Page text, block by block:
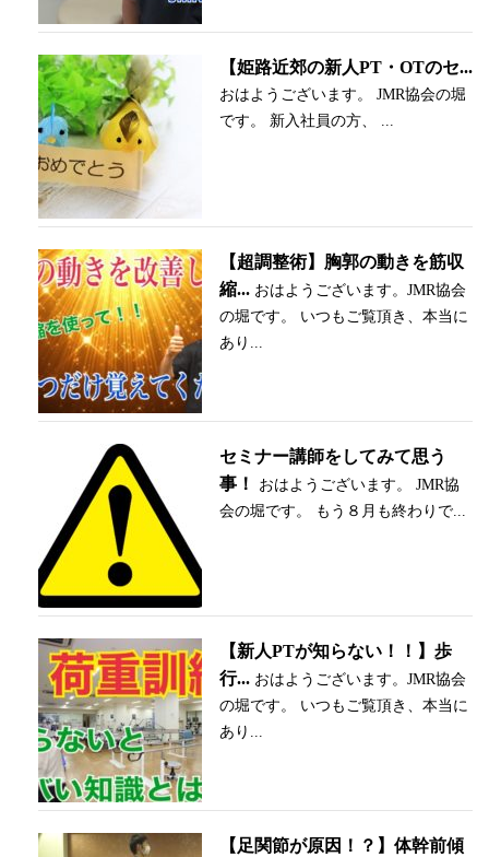
【姫路近郊の新人PT・OTのセ...
おはようございます。 JMR協会の堀
です。 新入社員の方、 ...
【超調整術】胸郭の動きを筋収
縮... おはようございます。JMR協会
の堀です。 いつもご覧頂き、本当に
あり...
セミナー講師をしてみて思う
事！
おはようございます。 JMR協
会の堀です。 もう８月も終わりで...
【新人PTが知らない！！】歩
行... おはようございます。JMR協会
の堀です。 いつもご覧頂き、本当に
あり...
【足関節が原因！？】体幹前傾